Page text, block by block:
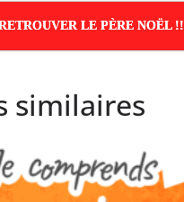
LE PÈRE NOËL !!
similaires